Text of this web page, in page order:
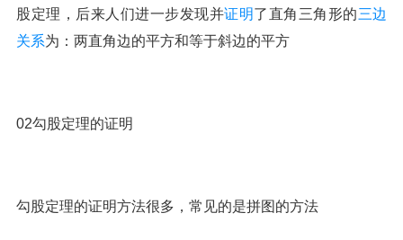
股定理，后来人们进一步发现并证明了直角三角形的三边
关系为：两直角边的平方和等于斜边的平方
02勾股定理的证明
勾股定理的证明方法很多，常见的是拼图的方法